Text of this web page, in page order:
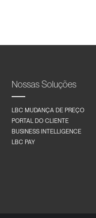
Nossas Soluções
LBC MUDANÇA DE PREÇO
PORTAL DO CLIENTE
BUSINESS INTELLIGENCE
LBC PAY